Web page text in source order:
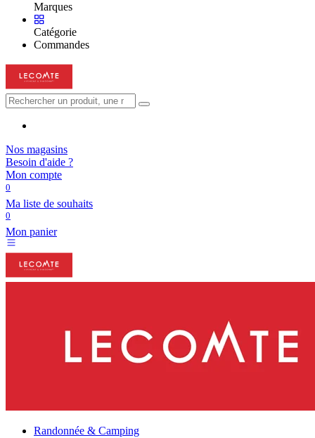
Marques
Catégorie
Commandes
Nos magasins
Besoin d'aide ?
Mon compte
0
Ma liste de souhaits
0
Mon panier
Randonnée & Camping